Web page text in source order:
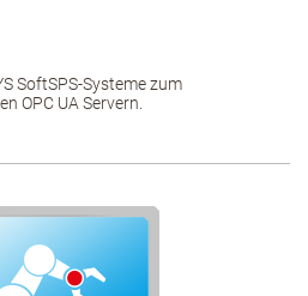
SoftSPS-Systeme zum
OPC UA Servern.